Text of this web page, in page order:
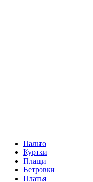
Пальто
Куртки
Плащи
Ветровки
Платья